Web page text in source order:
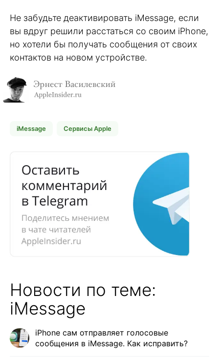
Не забудьте деактивировать iMessage, если
вы вдруг решили расстаться со своим iPhone,
но хотели бы получать сообщения от своих
контактов на новом устройстве.
iMessage Сервисы Apple
Новости по теме:
iMessage
iPhone сам отправляет голосовые
сообщения в iMessage. Как исправить?